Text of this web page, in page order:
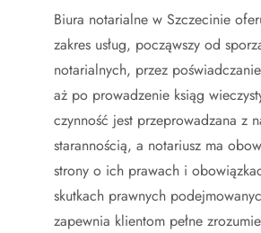
Biura notarialne w Szczecinie
zakres usług, począwszy od
notarialnych, przez
aż po prowadzenie ksiąg
czynność jest przeprowadzana z
starannością, a notariusz ma
strony o ich prawach i
skutkach prawnych
zapewnia klientom pełne